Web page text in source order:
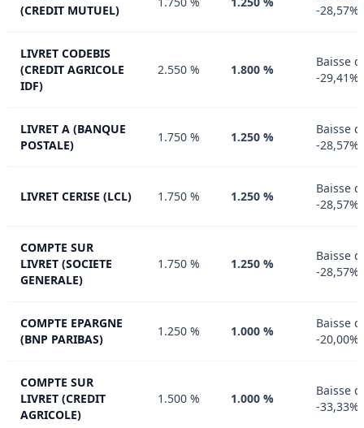
(CREDIT MUTUEL)
-28,57%
LIVRET CODEBIS
(CREDIT AGRICOLE
IDF)
2.550 % 1.800 %
Baisse
-29,41%
LIVRET A (BANQUE
POSTALE)
1.750 % 1.250 %
Baisse
-28,57%
LIVRET CERISE (LCL) 1.750 % 1.250 %
Baisse
-28,57%
COMPTE SUR
LIVRET (SOCIETE
GENERALE)
1.750 % 1.250 %
Baisse
-28,57%
COMPTE EPARGNE
(BNP PARIBAS)
1.250 % 1.000 %
Baisse
-20,00%
COMPTE SUR
LIVRET (CREDIT
AGRICOLE)
1.500 % 1.000 %
Baisse
-33,33%